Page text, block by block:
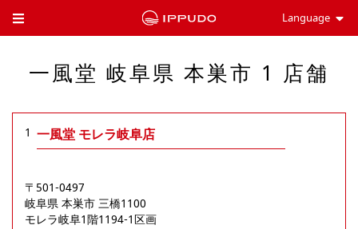
Toggle Header Menu Language
一風堂 岐阜県 本巣市 1 店舗
1 一風堂 モレラ岐阜店
〒501-0497
岐阜県本巣市三橋1100
モレラ岐阜1階1194-1区画